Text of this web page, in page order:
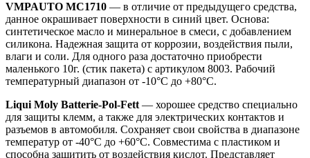
VMPAUTO MC1710 — в отличие от предыдущего средства,
данное окрашивает поверхности в синий цвет. Основа:
синтетическое масло и минеральное в смеси, с добавлением
силикона. Надежная защита от коррозии, воздействия пыли,
влаги и соли. Для одного раза достаточно приобрести
маленького 10г. (стик пакета) с артикулом 8003. Рабочий
температурный диапазон от -10°С до +80°С.
Liqui Moly Batterie-Pol-Fett — хорошее средство специально
для защиты клемм, а также для электрических контактов и
разъемов в автомобиля. Сохраняет свои свойства в диапазоне
температур от -40°C до +60°C. Совместима с пластиком и
способна защитить от воздействия кислот. Представляет